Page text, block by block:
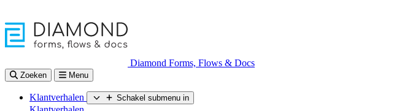
Diamond Forms, Flows & Docs
Zoeken Menu
Klantverhalen Schakel submenu in